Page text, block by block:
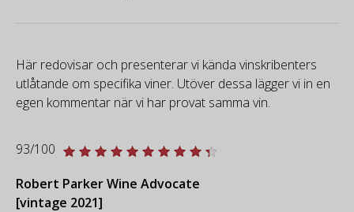
Här redovisar och presenterar vi kända vinskribenters
utlåtande om specifika viner. Utöver dessa lägger vi in en
egen kommentar när vi har provat samma vin.
93/100
Robert Parker Wine Advocate
[vintage 2021]